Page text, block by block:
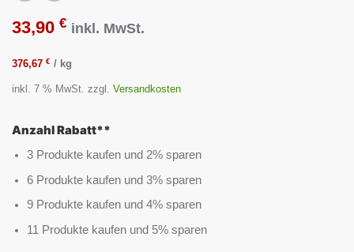
33,90 € inkl. MwSt.
376,67 € / kg
inkl. 7 % MwSt. zzgl. Versandkosten
Anzahl Rabatt**
3 Produkte kaufen und 2% sparen
6 Produkte kaufen und 3% sparen
9 Produkte kaufen und 4% sparen
11 Produkte kaufen und 5% sparen